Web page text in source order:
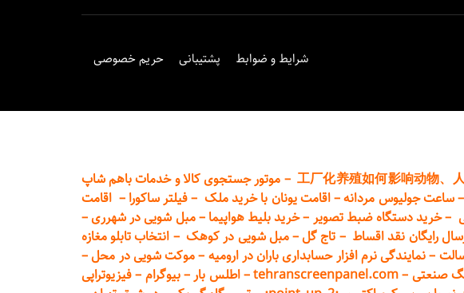
شرایط و ضوابط پشتیبانی حریم خصوصی
工厂化养殖如何影响动物、
– موتور جستجوی کالا و خدمات باهم شاپ
–ساعت جولیوس مردانه–اقامت یونان با خرید ملک –فیلتر ساکورا – اقامت
–خرید دستگاه ضبط تصویر –خرید بلیط هواپیما –مبل شویی در شهرری–
رایگان نقد اقساط – تاج گل–مبل شویی در کوهک– انتخاب تابلو مغازه
–نمایندگی نرم افزار حسابداری باران در ارومیه –موکت شویی در محل–
صنعتی –
tehranscreenpanel.com
–اطلس بار–بیوگرام –فیزیوتراپی